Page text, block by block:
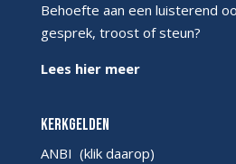
Behoefte aan een luisterend
gesprek, troost of steun?
Lees hier meer
Kerkgelden
ANBI (klik daarop)